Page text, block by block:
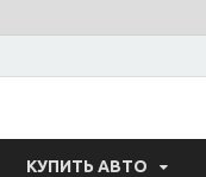
—
КУПИТЬ АВТО